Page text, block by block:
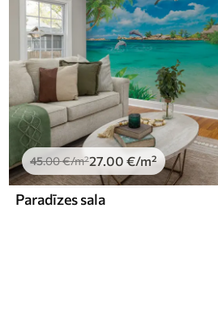
45.00€/m²27.00 €/m²
Paradīzes sala